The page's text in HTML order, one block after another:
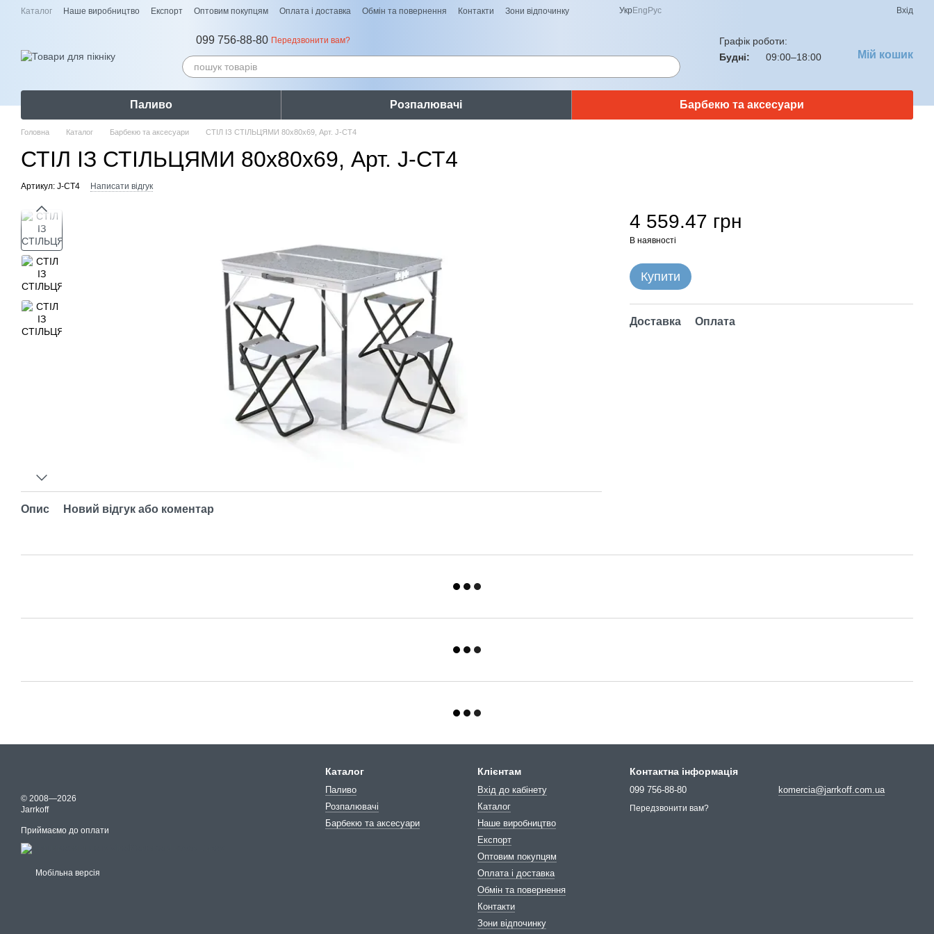
Перейти до основного контенту
Каталог Наше виробництво Експорт Оптовим покупцям Оплата і доставка Обмін та повернення Контакти Зони відпочинку Укр Eng Рус Вхід
099 756-88-80 Передзвонити вам?
Графік роботи:
Будні:
09:00–18:00 Мій кошик
Паливо Розпалювачі Барбекю та аксесуари
Головна Каталог Барбекю та аксесуари СТІЛ ІЗ СТІЛЬЦЯМИ 80х80х69, Арт. J-СТ4
СТІЛ ІЗ СТІЛЬЦЯМИ 80х80х69, Арт. J-СТ4
Артикул: J-СТ4 Написати відгук
Опис Новий відгук або коментар
4 559.47 грн
В наявності
Купити
Доставка Оплата
© 2008—2026
Jarrkoff
Приймаємо до оплати
Мобільна версія
Каталог
Паливо
Розпалювачі
Барбекю та аксесуари
Клієнтам
Вхід до кабінету
Каталог
Наше виробництво
Експорт
Оптовим покупцям
Оплата і доставка
Обмін та повернення
Контакти
Зони відпочинку
Контактна інформація
099 756-88-80
Передзвонити вам?
komercia@jarrkoff.com.ua